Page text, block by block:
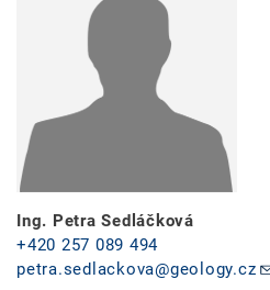
Ing. Petra Sedláčková
+420 257 089 494
petra.sedlackova@geology.cz